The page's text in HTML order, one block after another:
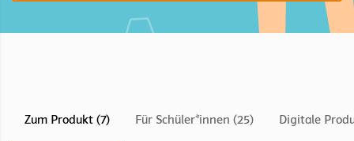
Zum Produkt (7) Für Schüler*innen (25) Digitale